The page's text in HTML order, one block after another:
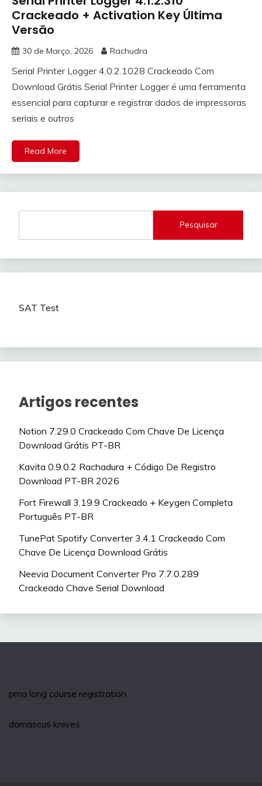
Crackeado + Activation Key Última
Versão
30 de Março, 2026 Rachudra
Serial Printer Logger 4.0.2.1028 Crackeado Com
Download Grátis Serial Printer Logger é uma ferramenta
essencial para capturar e registrar dados de impressoras
seriais e outros
Read More
Pesquisar
SAT Test
Artigos recentes
Notion 7.29.0 Crackeado Com Chave De Licença
Download Grátis PT-BR
Kavita 0.9.0.2 Rachadura + Código De Registro
Download PT-BR 2026
Fort Firewall 3.19.9 Crackeado + Keygen Completa
Português PT-BR
TunePat Spotify Converter 3.4.1 Crackeado Com
Chave De Licença Download Grátis
Neevia Document Converter Pro 7.7.0.289
Crackeado Chave Serial Download
pma long course registration
damascus knives